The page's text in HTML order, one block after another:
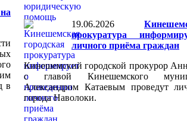
в
19.06.2026
прокуратура
личного приёма граждан
Кинешемский городской прокурор
с главой Кинешемского
Александром Катаевым проведут
города Наволоки.